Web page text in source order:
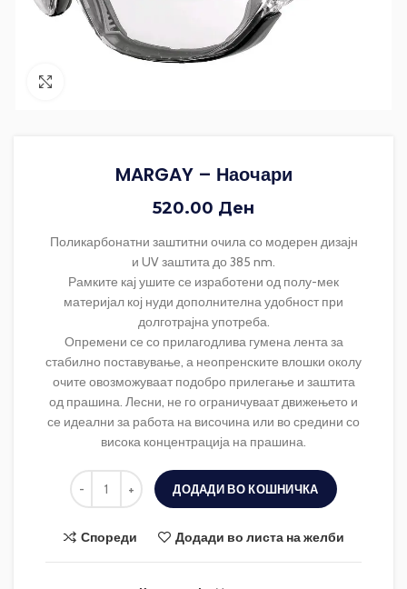
MARGAY – Наочари
520.00 Ден
Поликарбонатни заштитни очила со модерен дизајн
и UV заштита до 385 nm.
Рамките кај ушите се изработени од полу-мек
материјал кој нуди дополнителна удобност при
долготрајна употреба.
Опремени се со прилагодлива гумена лента за
стабилно поставување, а неопренските влошки околу
очите овозможуваат подобро прилегање и заштита
од прашина. Лесни, не го ограничуваат движењето и
се идеални за работа на височина или во средини со
висока концентрација на прашина.
ДОДАДИ ВО КОШНИЧКА
Спореди Додади во листа на желби